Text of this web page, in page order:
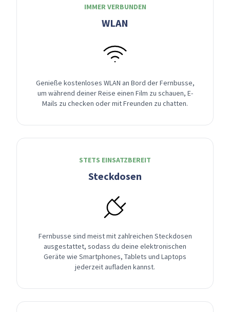
IMMER VERBUNDEN
WLAN
Genieße kostenloses WLAN an Bord der Fernbusse,
um während deiner Reise einen Film zu schauen, E-
Mails zu checken oder mit Freunden zu chatten.
STETS EINSATZBEREIT
Steckdosen
Fernbusse sind meist mit zahlreichen Steckdosen
ausgestattet, sodass du deine elektronischen
Geräte wie Smartphones, Tablets und Laptops
jederzeit aufladen kannst.